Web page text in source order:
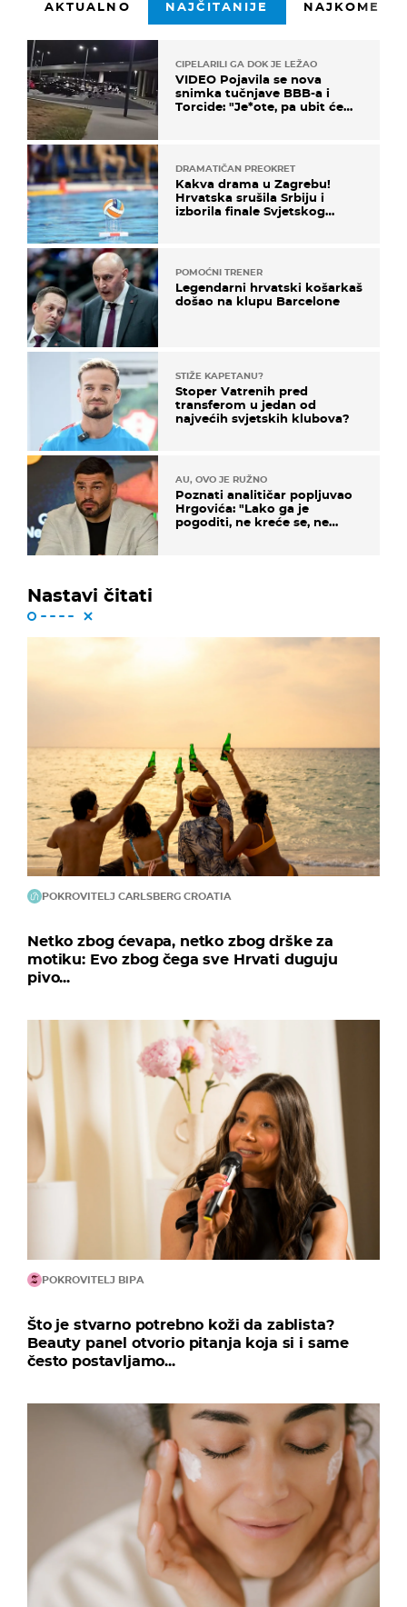
AKTUALNO NAJČITANIJE
CIPELARILI GA DOK JE LEŽAO
VIDEO Pojavila se nova
snimka tučnjave BBB-a i
Torcide: "Je*ote, pa ubit će
DRAMATIČAN PREOKRET
Kakva drama u Zagrebu!
Hrvatska srušila Srbiju i
izborila finale Svjetskog
POMOĆNI TRENER
Legendarni hrvatski košarkaš
došao na klupu Barcelone
STIŽE KAPETANU?
Stoper Vatrenih pred
transferom u jedan od
najvećih svjetskih klubova?
AU, OVO JE RUŽNO
Poznati analitičar popljuvao
Hrgovića: "Lako ga je
pogoditi, ne kreće se, ne
Nastavi čitati
POKROVITELJ CARLSBERG CROATIA
Netko zbog ćevapa, netko zbog drške za
motiku: Evo zbog čega sve Hrvati duguju
pivo...
POKROVITELJ BIPA
Što je stvarno potrebno koži da zablista?
Beauty panel otvorio pitanja koja si i same
često postavljamo...